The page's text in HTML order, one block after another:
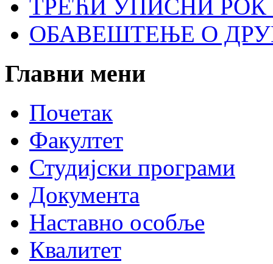
ТРЕЋИ УПИСНИ РОК
ОБАВЕШТЕЊЕ О
Главни мени
Почетак
Факултет
Студијски програми
Документа
Наставно особље
Квалитет